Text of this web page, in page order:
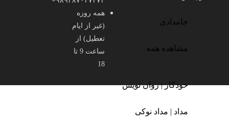
جامدادی
مشاهده همه
خودکار | روان نویس
مداد | مداد نوکی
همه روزه
(غیر از ایام
تعطیل) از
ساعت 9 تا
18
پک‌های ویژه مدرن شوخرید اقتصادی با تخفیف‌های جذاب